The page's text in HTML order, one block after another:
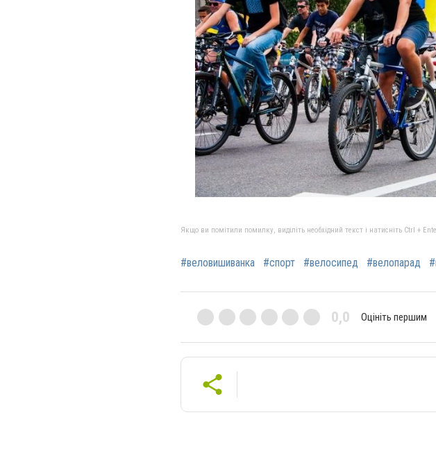
Якщо ви помітили помилку, виділіть необхідний текст і натисніть Ctrl +
#веловишиванка #спорт #велосипед #велопарад
0,0 Оцініть першим